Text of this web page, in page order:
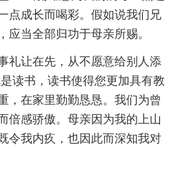
点成长而喝彩。假如说我们兄
应当全部归功于母亲所赐。
礼让在先，从不愿意给别人添
读书，读书使得您更加具有教
，在家里勤勤恳恳。我们为曾
倍感骄傲。母亲因为我的上山
令我内疚，也因此而深知我对